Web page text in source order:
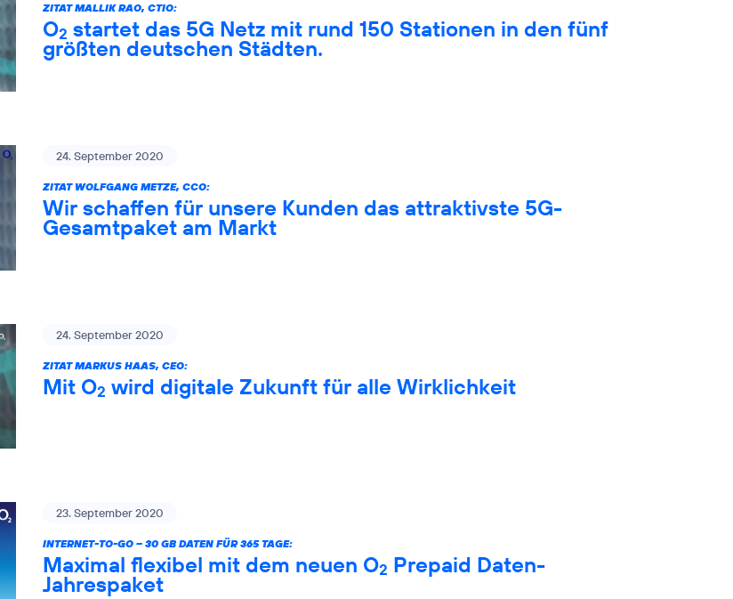
ZITAT MALLIK RAO, CTIO:
O2 startet das 5G Netz mit rund 150 Stationen in den fünf
größten deutschen Städten.
24. September 2020
ZITAT WOLFGANG METZE, CCO:
Wir schaffen für unsere Kunden das attraktivste 5G-
Gesamtpaket am Markt
24. September 2020
ZITAT MARKUS HAAS, CEO:
Mit O2 wird digitale Zukunft für alle Wirklichkeit
23. September 2020
INTERNET-TO-GO – 30 GB DATEN FÜR 365 TAGE:
Maximal flexibel mit dem neuen O2 Prepaid Daten-
Jahrespaket